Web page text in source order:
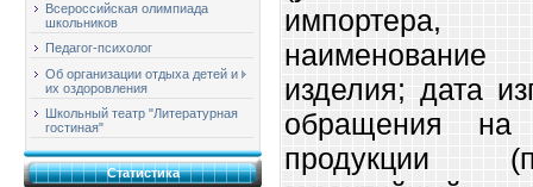
Всероссийская олимпиада
школьников
Педагог-психолог
Об организации отдыха детей и
их оздоровления
Школьный театр "Литературная
гостиная"
Статистика
изделия; дата
обращения
продукции